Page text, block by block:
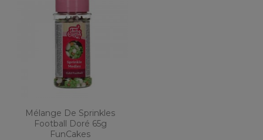
Mélange De Sprinkles
Football Doré 65g
FunCakes